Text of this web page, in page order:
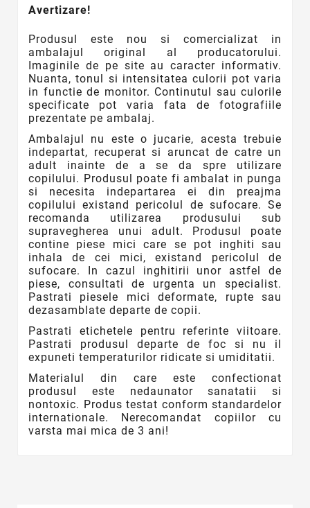
Avertizare!
Produsul este nou si comercializat in
ambalajul original al producatorului.
Imaginile de pe site au caracter informativ.
Nuanta, tonul si intensitatea culorii pot varia
in functie de monitor. Continutul sau culorile
specificate pot varia fata de fotografiile
prezentate pe ambalaj.
Ambalajul nu este o jucarie, acesta trebuie
indepartat, recuperat si aruncat de catre un
adult inainte de a se da spre utilizare
copilului. Produsul poate fi ambalat in punga
si necesita indepartarea ei din preajma
copilului existand pericolul de sufocare. Se
recomanda utilizarea produsului sub
supravegherea unui adult. Produsul poate
contine piese mici care se pot inghiti sau
inhala de cei mici, existand pericolul de
sufocare. In cazul inghitirii unor astfel de
piese, consultati de urgenta un specialist.
Pastrati piesele mici deformate, rupte sau
dezasamblate departe de copii.
Pastrati etichetele pentru referinte viitoare.
Pastrati produsul departe de foc si nu il
expuneti temperaturilor ridicate si umiditatii.
Materialul din care este confectionat
produsul este nedaunator sanatatii si
nontoxic. Produs testat conform standardelor
internationale. Nerecomandat copiilor cu
varsta mai mica de 3 ani!